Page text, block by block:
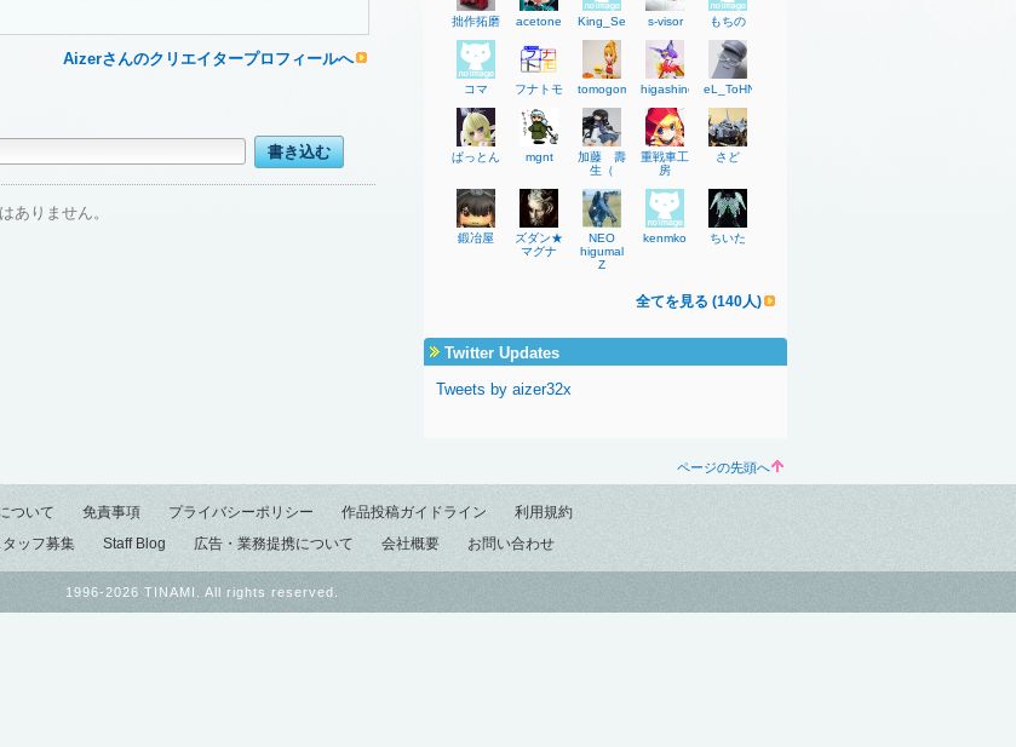
Aizerさんのクリエイタープロフィールへ
ありません。
拙作拓磨 acetone King_SeungHs-visor もちの
コマ フナトモ tomogomahuhigashinokanaeL_ToHNo
ぱっとん mgnt
加藤 壽
生（
重戦車工
房
さど
鍛冶屋
ズダン★
マグナ
NEO
higumal
Z
kenmko ちいた
全てを見る (140人)
Twitter Updates
Tweets by aizer32x
ページの先頭へ
ついて 免責事項 プライバシーポリシー 作品投稿ガイドライン
利用規約
タッフ募集 Staff Blog 広告・業務提携について 会社概要 お問い合わせ
1996-2026 TINAMI. All rights reserved.